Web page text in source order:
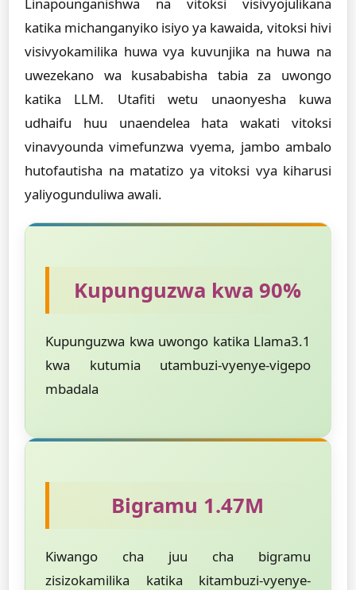
katika michanganyiko isiyo ya kawaida, vitoksi hivi
visivyokamilika huwa vya kuvunjika na huwa na
uwezekano wa kusababisha tabia za uwongo
katika LLM. Utafiti wetu unaonyesha kuwa
udhaifu huu unaendelea hata wakati vitoksi
vinavyounda vimefunzwa vyema, jambo ambalo
hutofautisha na matatizo ya vitoksi vya kiharusi
yaliyogunduliwa awali.
Kupunguzwa kwa 90%
Kupunguzwa kwa uwongo katika Llama3.1
kwa kutumia utambuzi-vyenye-vigepo
mbadala
Bigramu 1.47M
Kiwango cha juu cha bigramu
zisizokamilika katika kitambuzi-vyenye-